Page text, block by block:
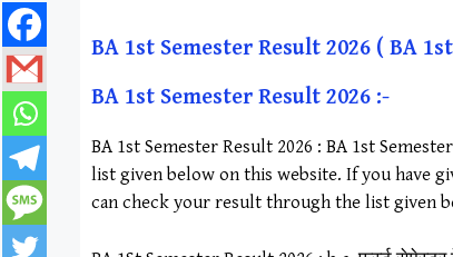
BA 1st Semester Result 2026 ( BA
BA 1st Semester Result 2026 :-
BA 1st Semester Result 2026 : BA 1st
list given below on this website. If you have
can check your result through the list given